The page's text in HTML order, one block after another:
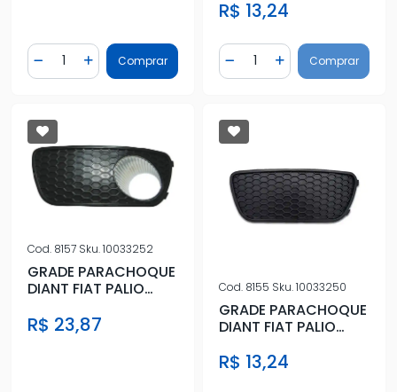
Diminuir Quantidade
Quantidade
Adicionar Quantidade
Comprar
FAROLETE
R$ 13,24
Diminuir Quantidade
Quantidade
AdicionarComprar
Cod. 8157 Sku.10033252
GRADE PARACHOQUE
DIANT FIAT PALIO
FAROLETE
R$ 23,87
Cod. 8155 Sku.10033250
GRADE PARACHOQUE
DIANT FIAT PALIO
FAROLETE
R$ 13,24